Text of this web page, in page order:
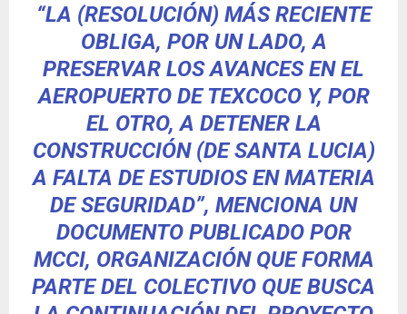
“LA (RESOLUCIÓN) MÁS RECIENTE
OBLIGA, POR UN LADO, A
PRESERVAR LOS AVANCES EN EL
AEROPUERTO DE TEXCOCO Y, POR
EL OTRO, A DETENER LA
CONSTRUCCIÓN (DE SANTA LUCIA)
A FALTA DE ESTUDIOS EN MATERIA
DE SEGURIDAD”, MENCIONA UN
DOCUMENTO PUBLICADO POR
MCCI, ORGANIZACIÓN QUE FORMA
PARTE DEL COLECTIVO QUE BUSCA